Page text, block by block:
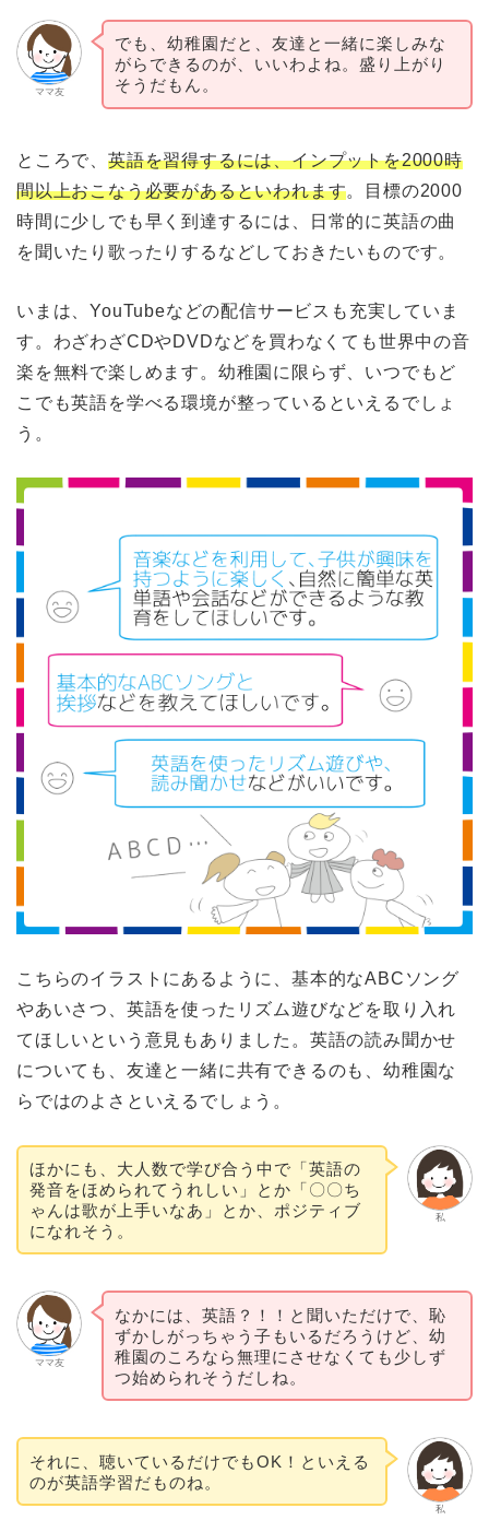
ママ友
でも、幼稚園だと、友達と一緒に楽しみな
がらできるのが、いいわよね。盛り上がり
そうだもん。
ところで、 英語を習得するには、インプットを2000時
間以上おこなう必要があるといわれます。目標の2000
時間に少しでも早く到達するには、日常的に英語の曲
を聞いたり歌ったりするなどしておきたいものです。
いまは、YouTubeなどの配信サービスも充実していま
す。わざわざCDやDVDなどを買わなくても世界中の音
楽を無料で楽しめます。幼稚園に限らず、いつでもど
こでも英語を学べる環境が整っているといえるでしょ
う。
こちらのイラストにあるように、基本的なABCソング
やあいさつ、英語を使ったリズム遊びなどを取り入れ
てほしいという意見もありました。英語の読み聞かせ
についても、友達と一緒に共有できるのも、幼稚園な
らではのよさといえるでしょう。
私
ほかにも、大人数で学び合う中で「英語の
発音をほめられてうれしい」とか「〇〇ち
ゃんは歌が上手いなあ」とか、ポジティブ
になれそう。
ママ友
なかには、英語？！！と聞いただけで、恥
ずかしがっちゃう子もいるだろうけど、幼
稚園のころなら無理にさせなくても少しず
つ始められそうだしね。
私
それに、聴いているだけでもOK！といえる
のが英語学習だものね。